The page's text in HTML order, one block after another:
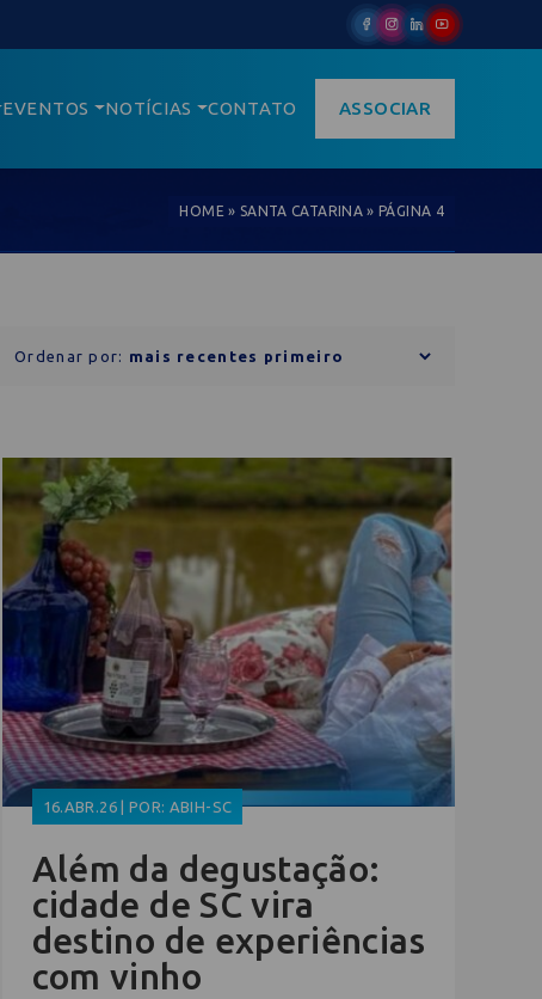
EVENTOS NOTÍCIAS CONTATO ASSOCIAR
HOME » SANTA CATARINA »PÁGINA 4
Ordenar por:
16.ABR.26 | POR: ABIH-SC
Além da degustação:
cidade de SC vira
destino de experiências
com vinho